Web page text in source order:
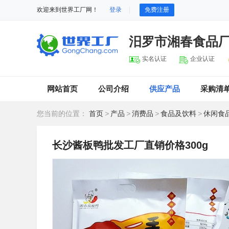
欢迎来到世界工厂网！ 登录 免费注册
汨罗市湘春食品
实名认证 企业认证
网站首页 公司介绍 供应产品 采购清
您当前的位置： 首页 > 产品 >消费品 >食品及饮料 >休闲食
长沙酱板鸭批发工厂直销价格300g